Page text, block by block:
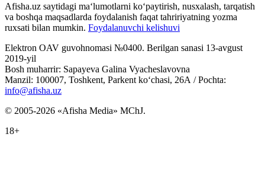
Afisha.uz saytidagi ma‘lumotlarni ko‘paytirish, nusxalash, tarqatish
va boshqa maqsadlarda foydalanish faqat tahririyatning yozma
ruxsati bilan mumkin. Foydalanuvchi kelishuvi
Elektron OAV guvohnomasi №0400. Berilgan sanasi 13-avgust
2019-yil
Bosh muharrir: Sapayeva Galina Vyacheslavovna
Manzil: 100007, Toshkent, Parkent ko‘chasi, 26А / Pochta:
info@afisha.uz
© 2005-2026 «Afisha Media» MChJ.
18+